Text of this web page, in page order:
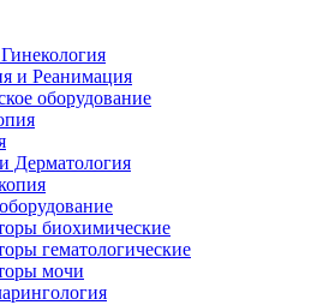
и Реанимация
оборудование
Дерматология
биохимические
гематологические
мочи